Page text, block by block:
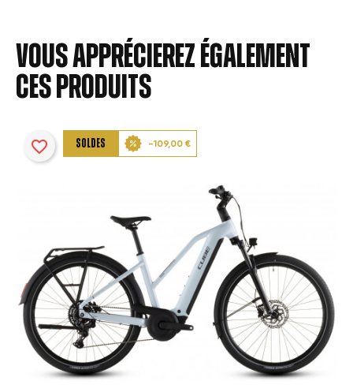
Vous apprécierez également
ces produits
SOLDES -109,00 €
favorite_border